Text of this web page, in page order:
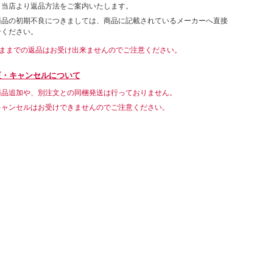
店より返品方法をご案内いたします。
の初期不良につきましては、商品に記載されているメーカーへ直接
ださい。
までの返品はお受け出来ませんのでご注意ください。
キャンセルについて
追加や、別注文との同梱発送は行っておりません。
ンセルはお受けできませんのでご注意ください。